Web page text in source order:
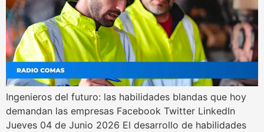
Ingenieros del futuro: las habilidades blandas que hoy
demandan las empresas Facebook Twitter LinkedIn
Jueves 04 de Junio 2026 El desarrollo de habilidades